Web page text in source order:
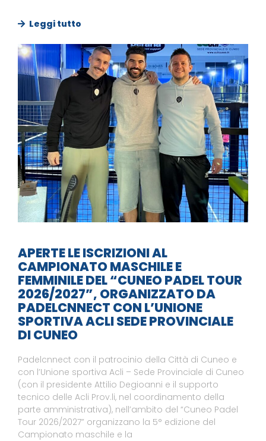
Leggi tutto
APERTE LE ISCRIZIONI AL
CAMPIONATO MASCHILE E
FEMMINILE DEL “CUNEO PADEL TOUR
2026/2027”, ORGANIZZATO DA
PADELCNNECT CON L’UNIONE
SPORTIVA ACLI SEDE PROVINCIALE
DI CUNEO
Padelcnnect con il patrocinio della Città di Cuneo e
con l’Unione sportiva Acli – Sede Provinciale di Cuneo
(con il presidente Attilio Degioanni e il supporto
tecnico delle Acli Prov.li, nel coordinamento della
parte amministrativa), nell’ambito del “Cuneo Padel
Tour 2026/2027” organizzano la 5° edizione del
Campionato maschile e la